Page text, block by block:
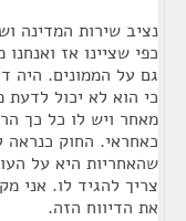
נציב שירות המדינה
כפי שציינו אז
גם על הממונים. היה
כי הוא לא יכול
מאחר ויש לו כל כך
כאחראי. החוק כנראה
שהאחריות היא על
צריך להגיד לו. אני
את הדיווח הזה.